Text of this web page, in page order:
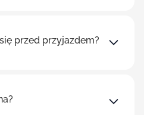
przed przyjazdem?